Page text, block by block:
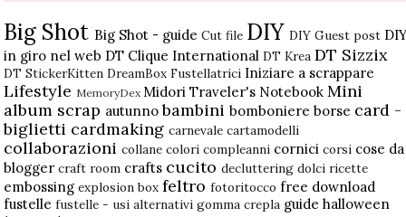
Big Shot Big Shot - guide Cut file DIY DIY Guest post
in giro nel web DT Clique International DT Krea DT Sizzix
DT StickerKitten DreamBox Fustellatrici Iniziare a scrappare
Lifestyle MemoryDex Midori Traveler's Notebook Mini
album scrap autunno bambini bomboniere borse card -
biglietti cardmaking carnevale cartamodelli
collaborazioni collane colori compleanni cornici corsi cose da
blogger craft room crafts cucito decluttering dolci ricette
embossing explosion box feltro fotoritocco free download
fustelle fustelle - usi alternativi gomma crepla guide halloween